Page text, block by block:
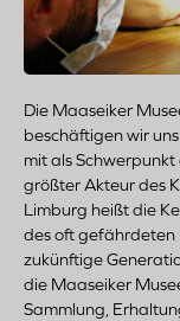
Die Maaseiker
beschäftigen wir
mit als
größter Akteur des
Limburg heißt die
des oft gefährdeten
zukünftige
die Maaseiker
Sammlung,